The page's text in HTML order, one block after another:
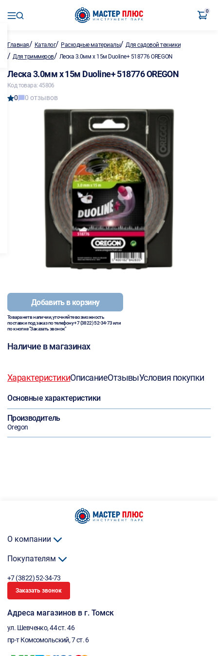
0
Главная/ Каталог/ Расходные материалы/Для садовой техники
/ Для триммеров/ Леска 3.0мм х 15м Duoline+ 518776 OREGON
Леска 3.0мм х 15м Duoline+ 518776 OREGON
Код товара: 45806
0 0 отзывов
Добавить в корзину
Товара нет в наличии, уточняйте возможность
поставки под заказ по телефону+7 (3822) 52-34-73или
по кнопке "Заказать звонок"
Наличие в магазинах
ХарактеристикиОписаниеОтзывыУсловия покупки
Основные характеристики
Производитель
Oregon
О компании
Покупателям
+7 (3822) 52-34-73
Заказать звонок
Адреса магазинов в г. Томск
ул. Шевченко, 44 ст. 46
пр-т Комсомольский, 7 ст. 6